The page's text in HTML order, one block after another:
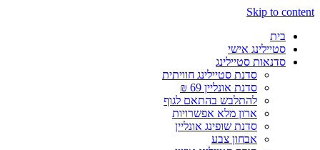
Skip to content
בית
סטיילינג אישי
סדנאות סטיילינג
סדנת סטיילינג חוויתית
סדנת אונליין 69 ₪
להתלבש בהתאם לגוף
ארון מלא אפשרויות
סדנת שופינג אונליין
אבחון צבע